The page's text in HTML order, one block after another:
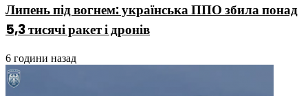
Липень під вогнем: українська ППО збила понад
5,3 тисячі ракет і дронів
6 години назад